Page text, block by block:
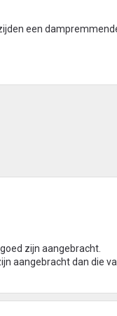
een
zijn aangebracht.
aangebracht dan die